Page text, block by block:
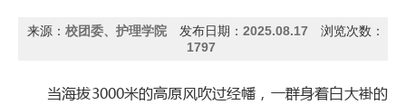
来源： 校团委、护理学院 发布日期： 2025.08.17
浏览次数：
1797
当海拔3000米的高原风吹过经幡，一群身着白大褂的